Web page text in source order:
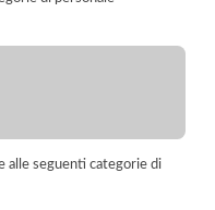
alle seguenti categorie di